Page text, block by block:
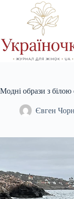
Модні образи з білою
Євген